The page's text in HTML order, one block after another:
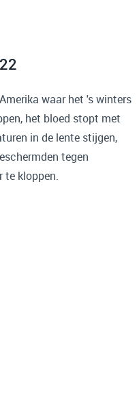
waar het 's winters
het bloed stopt met
in de lente stijgen,
tegen
te kloppen.